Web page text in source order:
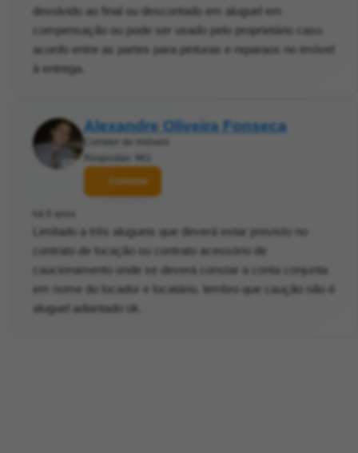
devolvido ao final ou descontado em aluguel em
compensação ou pode ser usado pelo proprietário caso
acordo entre as partes para pinturas e reparaos no imóvel
à entrega.
Alexandre Oliveira Fonseca
Corretor de imóveis
Respostas: 961
Contatar
há 6 anos
Limitado a três alugueis que deverá estar previsto no
contrato de locação ou contrato acessório de
caucionamento onde se deverá constar a conta conjunta
em nome do locador e locatário. lembro que caução não é
aluguel adiantado ok.